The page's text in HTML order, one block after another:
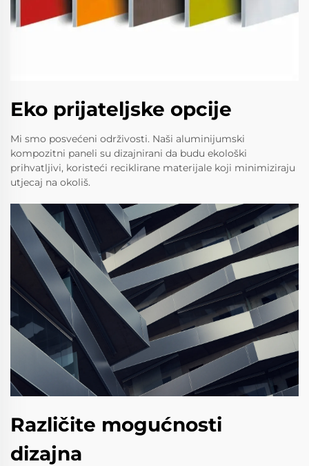
Eko prijateljske opcije
Mi smo posvećeni održivosti. Naši aluminijumski
kompozitni paneli su dizajnirani da budu ekološki
prihvatljivi, koristeći reciklirane materijale koji minimiziraju
utjecaj na okoliš.
Različite mogućnosti
dizajna